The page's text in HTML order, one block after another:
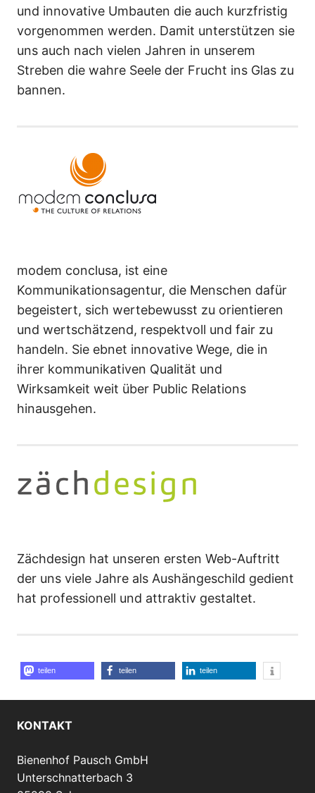
und innovative Umbauten die auch kurzfristig
vorgenommen werden. Damit unterstützen sie
uns auch nach vielen Jahren in unserem
Streben die wahre Seele der Frucht ins Glas zu
bannen.
modem conclusa, ist eine
Kommunikationsagentur, die Menschen dafür
begeistert, sich wertebewusst zu orientieren
und wertschätzend, respektvoll und fair zu
handeln. Sie ebnet innovative Wege, die in
ihrer kommunikativen Qualität und
Wirksamkeit weit über Public Relations
hinausgehen.
Zächdesign hat unseren ersten Web-Auftritt
der uns viele Jahre als Aushängeschild gedient
hat professionell und attraktiv gestaltet.
teilen teilen teilen
KONTAKT
Bienenhof Pausch GmbH
Unterschnatterbach 3